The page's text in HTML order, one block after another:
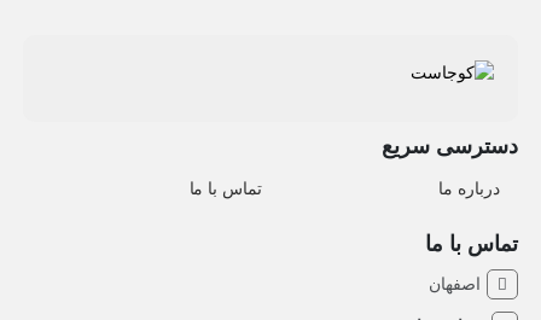
دسترسی سریع
درباره ما تماس با ما
تماس با ما
اصفهان